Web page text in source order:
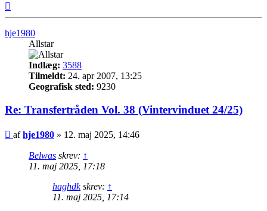
hje1980
Allstar
Indlæg: 3588
Tilmeldt: 24. apr 2007, 13:25
Geografisk sted: 9230
Re: Transfertråden Vol. 38 (Vintervinduet 24/25)
Indlæg
afhje1980 » 12. maj 2025, 14:46
Belwas skrev: ↑
11. maj 2025, 17:18
haghdkskrev: ↑
11. maj 2025, 17:14